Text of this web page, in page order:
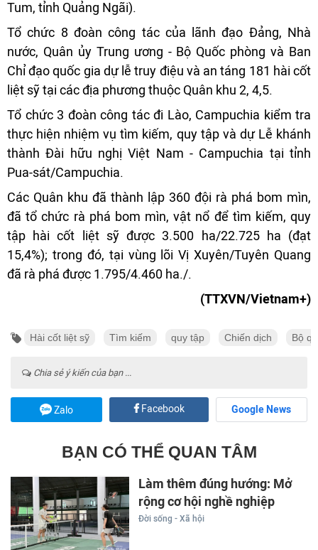
Tum, tỉnh Quảng Ngãi).
Tổ chức 8 đoàn công tác của lãnh đạo Đảng, Nhà
nước, Quân ủy Trung ương - Bộ Quốc phòng và Ban
Chỉ đạo quốc gia dự lễ truy điệu và an táng 181 hài cốt
liệt sỹ tại các địa phương thuộc Quân khu 2, 4,5.
Tổ chức 3 đoàn công tác đi Lào, Campuchia kiểm tra
thực hiện nhiệm vụ tìm kiếm, quy tập và dự Lễ khánh
thành Đài hữu nghị Việt Nam - Campuchia tại tỉnh
Pua-sát/Campuchia.
Các Quân khu đã thành lập 360 đội rà phá bom mìn,
đã tổ chức rà phá bom mìn, vật nổ để tìm kiếm, quy
tập hài cốt liệt sỹ được 3.500 ha/22.725 ha (đạt
15,4%); trong đó, tại vùng lõi Vị Xuyên/Tuyên Quang
đã rà phá được 1.795/4.460 ha./.
(TTXVN/Vietnam+)
Hài cốt liệt sỹ Tìm kiếm quy tập Chiến dịch Bộ
Chia sẻ ý kiến của bạn ...
Zalo Facebook Google News
BẠN CÓ THỂ QUAN TÂM
Làm thêm đúng hướng: Mở
rộng cơ hội nghề nghiệp
Đời sống - Xã hội